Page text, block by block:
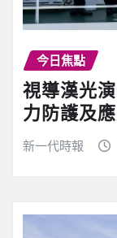
今日焦點
視導漢光
力防護及
新一代時報